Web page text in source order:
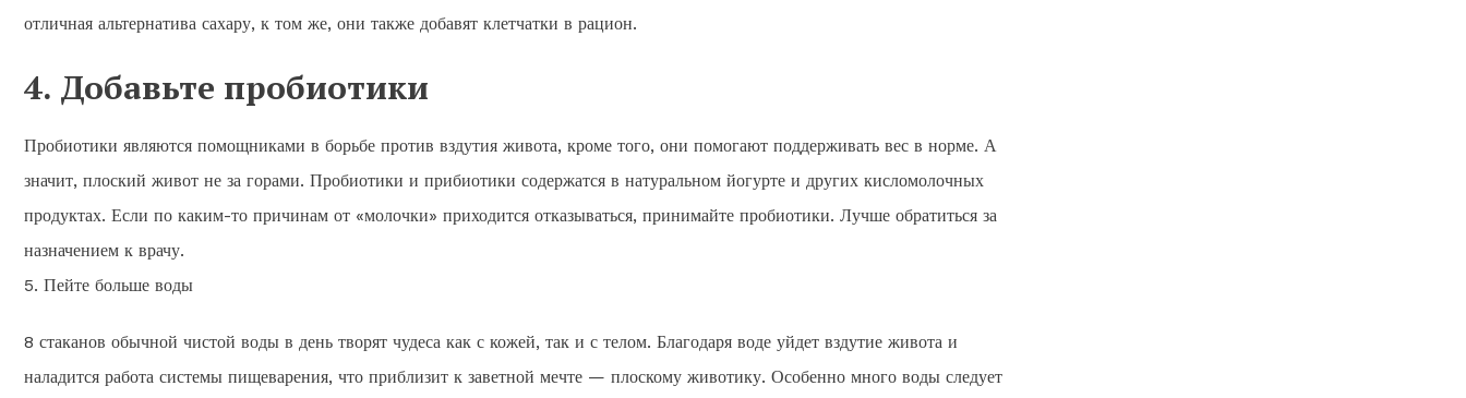
отличная альтернатива сахару, к том же, они также добавят клетчатки в рацион.
4. Добавьте пробиотики
Пробиотики являются помощниками в борьбе против вздутия живота, кроме того, они помогают поддерживать вес в норме. А
значит, плоский живот не за горами. Пробиотики и прибиотики содержатся в натуральном йогурте и других кисломолочных
продуктах. Если по каким-то причинам от «молочки» приходится отказываться, принимайте пробиотики. Лучше обратиться за
назначением к врачу.
5. Пейте больше воды
8 стаканов обычной чистой воды в день творят чудеса как с кожей, так и с телом. Благодаря воде уйдет вздутие живота и
наладится работа системы пищеварения, что приблизит к заветной мечте — плоскому животику. Особенно много воды следует